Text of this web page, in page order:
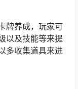
牌养成，玩家可
以及技能等来提
多收集道具来进